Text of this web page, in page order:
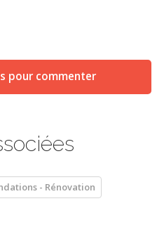
pour commenter
- Rénovation